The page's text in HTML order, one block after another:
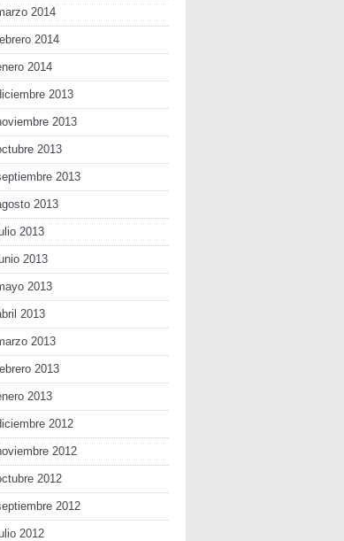
2014
2014
2014
2013
2013
2013
2013
2013
2013
2013
2013
2013
2013
2013
2013
2012
2012
2012
2012
2012